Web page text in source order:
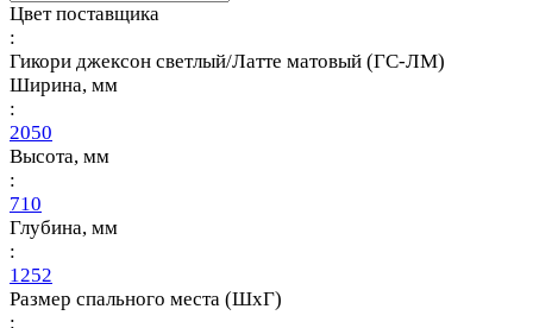
Цвет поставщика
:
Гикори джексон светлый/Латте матовый (ГС-ЛМ)
Ширина, мм
:
2050
Высота, мм
:
710
Глубина, мм
:
1252
Размер спального места (ШхГ)
: